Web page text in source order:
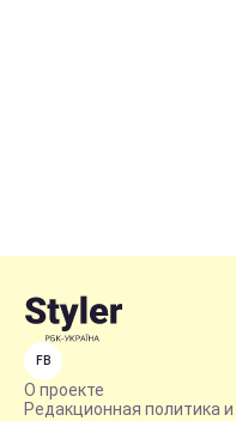
FB
О проекте
Редакционная политика